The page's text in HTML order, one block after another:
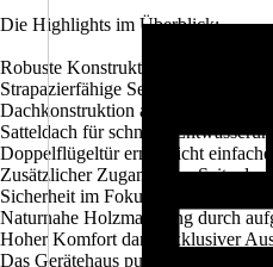
Die Highlights im Überblick:
Robuste Konstruktion mit
Strapazierfähige Seitenwände aus
Dachkonstruktion aus Stahlträgern
Satteldach für schnelle Entwässerung
Doppelflügeltür ermöglicht
Zusätzlicher Zugang über Seite des
Sicherheit im Fokus: stahlverstärkte
Naturnahe Holzmaserung durch
Hoher Komfort dank exklusiver
Das Gerätehaus punktet mit